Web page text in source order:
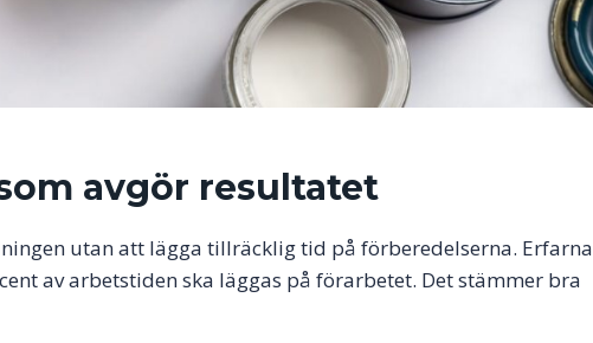
avgör resultatet
utan att lägga tillräcklig tid på förberedelserna. Erfarna
av arbetstiden ska läggas på förarbetet. Det stämmer bra